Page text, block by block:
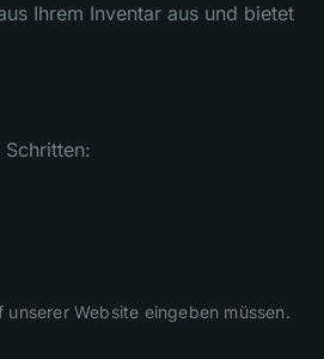
Ihrem Inventar aus und bietet
Website eingeben müssen.